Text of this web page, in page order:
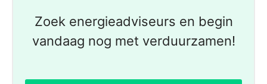
Zoek energieadviseurs en begin
vandaag nog met verduurzamen!